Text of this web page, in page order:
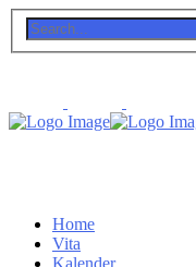
Home
Vita
Kalender